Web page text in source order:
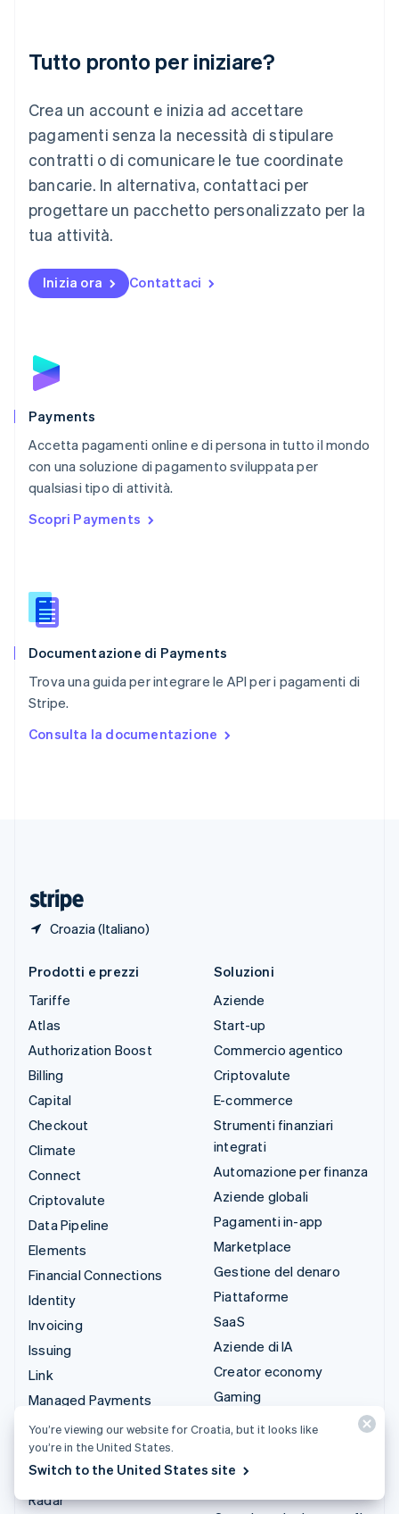
Tutto pronto per iniziare?
Crea un account e inizia ad accettare
pagamenti senza la necessità di stipulare
contratti o di comunicare le tue coordinate
bancarie. In alternativa, contattaci per
progettare un pacchetto personalizzato per la
tua attività.
Inizia ora Contattaci
Payments
Accetta pagamenti online e di persona in tutto il mondo
con una soluzione di pagamento sviluppata per
qualsiasi tipo di attività.
Scopri Payments
Documentazione di Payments
Trova una guida per integrare le API per i pagamenti di
Stripe.
Consulta la documentazione
Croazia (Italiano)
Lituania
Lussemburgo
Deutsch English
Malaysia
English 简体中文
Malta
Messico
EspañolEnglish
English
Nuova Zelanda
Polonia
English
Português
English简体中文
Regno Unito
English
English
English
Slovacchia
Slovenia
Spagna
Español
English Español简体中文
Prodotti e prezzi
Tariffe
Atlas
Authorization Boost
Billing
Capital
Checkout
Climate
Connect
Criptovalute
Data Pipeline
Elements
Financial Connections
Identity
Invoicing
Issuing
Link
Managed Payments
Link di pagamento
Payments
Payouts
Radar
Soluzioni
Aziende
Start-up
Commercio agentico
Criptovalute
E-commerce
Strumenti finanziari
integrati
Automazione per finanza
Aziende globali
Pagamenti in-app
Marketplace
Gestione del denaro
Piattaforme
SaaS
Aziende di IA
Creator economy
Gaming
Assicurazione
You’re viewing our website for Croatia, but it looks like
you’re in the United States.
Switch to the United States site